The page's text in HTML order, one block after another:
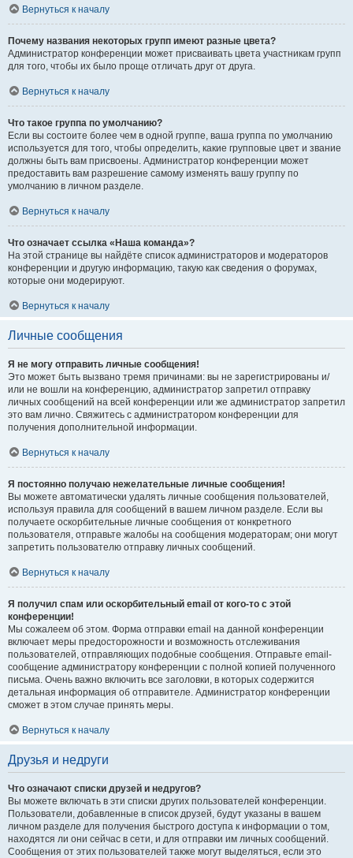
Вернуться к началу
Почему названия некоторых групп имеют разные цвета?
Администратор конференции может присваивать цвета участникам групп
для того, чтобы их было проще отличать друг от друга.
Вернуться к началу
Что такое группа по умолчанию?
Если вы состоите более чем в одной группе, ваша группа по умолчанию
используется для того, чтобы определить, какие групповые цвет и звание
должны быть вам присвоены. Администратор конференции может
предоставить вам разрешение самому изменять вашу группу по
умолчанию в личном разделе.
Вернуться к началу
Что означает ссылка «Наша команда»?
На этой странице вы найдёте список администраторов и модераторов
конференции и другую информацию, такую как сведения о форумах,
которые они модерируют.
Вернуться к началу
Личные сообщения
Я не могу отправить личные сообщения!
Это может быть вызвано тремя причинами: вы не зарегистрированы и/
или не вошли на конференцию, администратор запретил отправку
личных сообщений на всей конференции или же администратор запретил
это вам лично. Свяжитесь с администратором конференции для
получения дополнительной информации.
Вернуться к началу
Я постоянно получаю нежелательные личные сообщения!
Вы можете автоматически удалять личные сообщения пользователей,
используя правила для сообщений в вашем личном разделе. Если вы
получаете оскорбительные личные сообщения от конкретного
пользователя, отправьте жалобы на сообщения модераторам; они могут
запретить пользователю отправку личных сообщений.
Вернуться к началу
Я получил спам или оскорбительный email от кого-то с этой
конференции!
Мы сожалеем об этом. Форма отправки email на данной конференции
включает меры предосторожности и возможность отслеживания
пользователей, отправляющих подобные сообщения. Отправьте email-
сообщение администратору конференции с полной копией полученного
письма. Очень важно включить все заголовки, в которых содержится
детальная информация об отправителе. Администратор конференции
сможет в этом случае принять меры.
Вернуться к началу
Друзья и недруги
Что означают списки друзей и недругов?
Вы можете включать в эти списки других пользователей конференции.
Пользователи, добавленные в список друзей, будут указаны в вашем
личном разделе для получения быстрого доступа к информации о том,
находятся ли они сейчас в сети, и для отправки им личных сообщений.
Сообщения от этих пользователей также могут выделяться, если это